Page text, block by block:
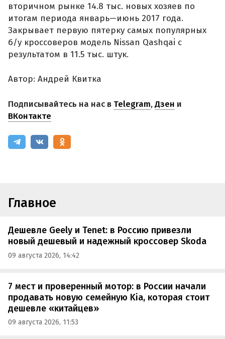
вторичном рынке 14.8 тыс. новых хозяев по
итогам периода январь—июнь 2017 года.
Закрывает первую пятерку самых популярных
б/у кроссоверов модель Nissan Qashqai с
результатом в 11.5 тыс. штук.
Автор: Андрей Квитка
Подписывайтесь на нас в Telegram,Дзен и
ВКонтакте
Главное
Дешевле Geely и Tenet: в Россию привезли
новый дешевый и надежный кроссовер Skoda
09 августа 2026, 14:42
7 мест и проверенный мотор: в России начали
продавать новую семейную Kia, которая стоит
дешевле «китайцев»
09 августа 2026, 11:53